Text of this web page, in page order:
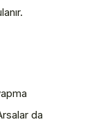
da